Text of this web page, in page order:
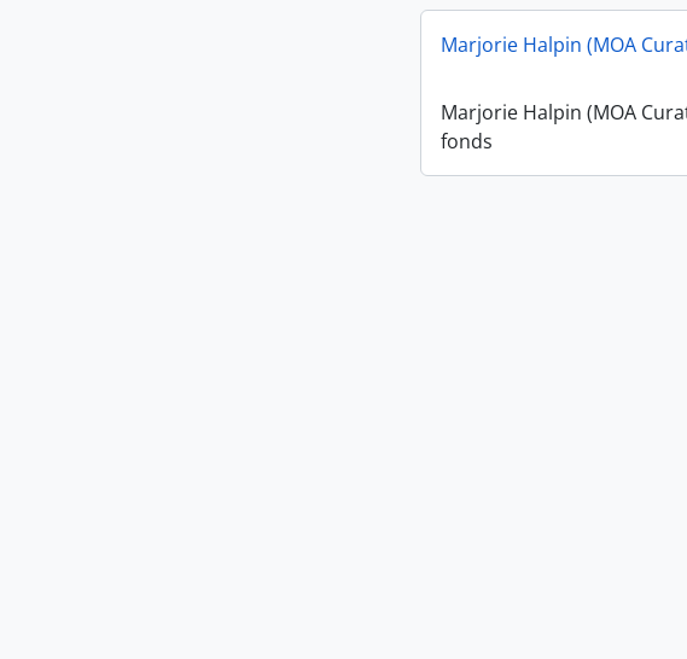
Marjorie Halpin (MOA
Marjorie Halpin (MOA
fonds